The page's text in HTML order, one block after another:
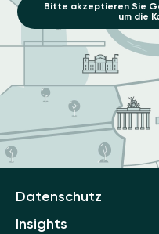
Bitte akzeptieren Sie
um die
Datenschutz
Insights